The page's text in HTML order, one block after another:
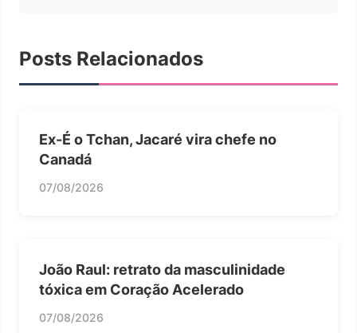
Posts Relacionados
Ex-É o Tchan, Jacaré vira chefe no
Canadá
07/08/2026
João Raul: retrato da masculinidade
tóxica em Coração Acelerado
07/08/2026